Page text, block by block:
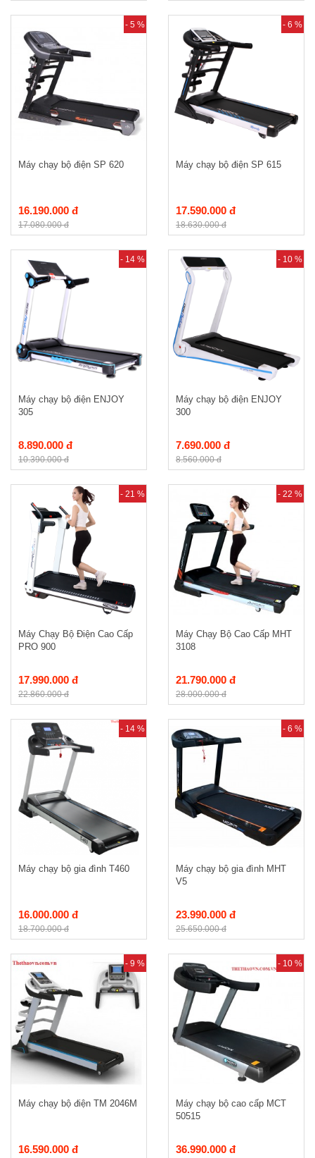
- 5 %
Máy chạy bộ điện SP 620
16.190.000 đ
17.080.000 đ
- 6 %
Máy chạy bộ điện SP 615
17.590.000 đ
18.630.000 đ
- 14 %
Máy chạy bộ điện ENJOY
305
8.890.000 đ
10.390.000 đ
- 10 %
Máy chạy bộ điện ENJOY
300
7.690.000 đ
8.560.000 đ
- 21 %
Máy Chạy Bộ Điện Cao Cấp
PRO 900
17.990.000 đ
22.860.000 đ
- 22 %
Máy Chạy Bộ Cao Cấp MHT
3108
21.790.000 đ
28.000.000 đ
- 14 %
Máy chạy bộ gia đình T460
16.000.000 đ
18.700.000 đ
- 6 %
Máy chạy bộ gia đình MHT
V5
23.990.000 đ
25.650.000 đ
- 9 %
Máy chạy bộ điện TM 2046M
16.590.000 đ
- 10 %
Máy chạy bộ cao cấp MCT
50515
36.990.000 đ